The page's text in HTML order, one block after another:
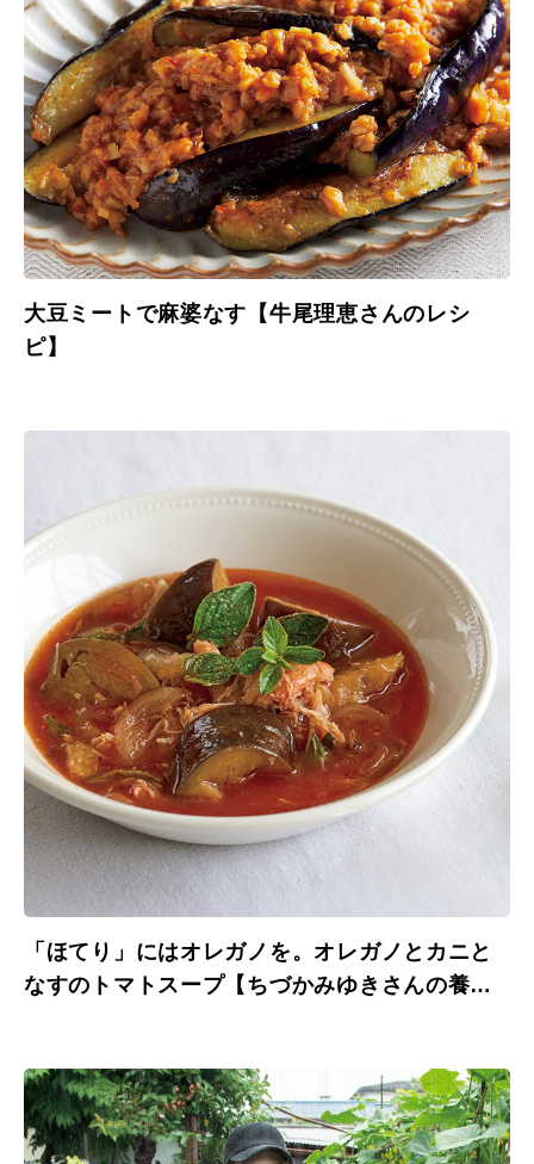
大豆ミートで麻婆なす【牛尾理恵さんのレシ
ピ】
「ほてり」にはオレガノを。オレガノとカニと
なすのトマトスープ【ちづかみゆきさんの養生